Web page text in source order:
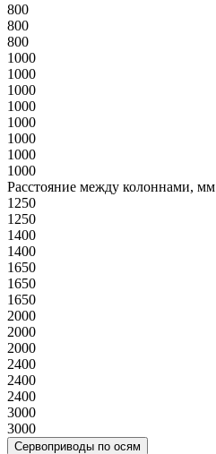
800
800
800
1000
1000
1000
1000
1000
1000
1000
1000
Расстояние между колоннами, мм
1250
1250
1400
1400
1650
1650
1650
2000
2000
2000
2400
2400
2400
3000
3000
Сервоприводы по осям